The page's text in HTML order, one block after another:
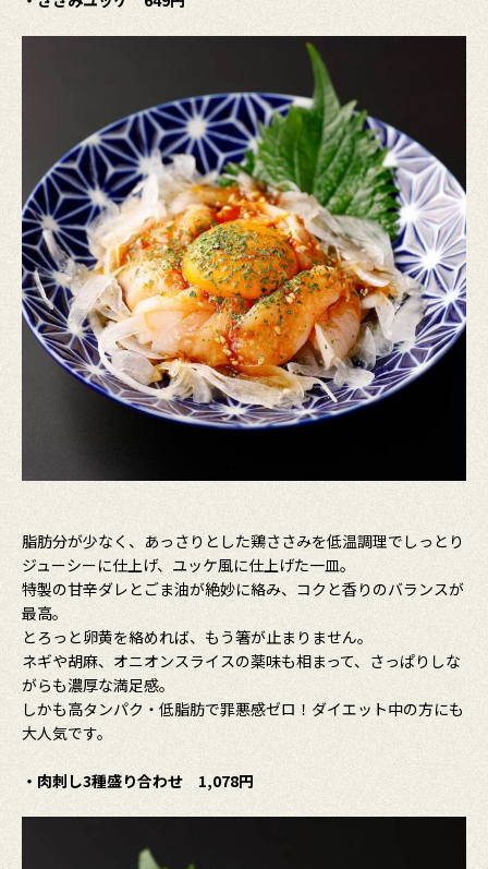
脂肪分が少なく、あっさりとした鶏ささみを低温調理でしっとり
ジューシーに仕上げ、ユッケ風に仕上げた一皿。
特製の甘辛ダレとごま油が絶妙に絡み、コクと香りのバランスが
最高。
とろっと卵黄を絡めれば、もう箸が止まりません。
ネギや胡麻、オニオンスライスの薬味も相まって、さっぱりしな
がらも濃厚な満足感。
しかも高タンパク・低脂肪で罪悪感ゼロ！ダイエット中の方にも
大人気です。
・肉刺し3種盛り合わせ 1,078円